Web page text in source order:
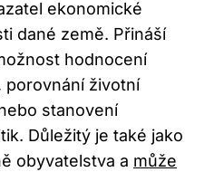
ekonomické
dané země. Přináší
hodnocení
porovnání životní
stanovení
Důležitý je také jako
obyvatelstva a může